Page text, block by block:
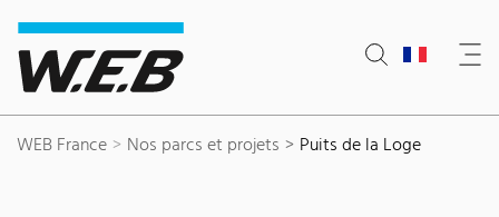
Content Area
Search
Main navigation
Contact
Footer
WEB France Nos parcs et projets Puits de la Loge